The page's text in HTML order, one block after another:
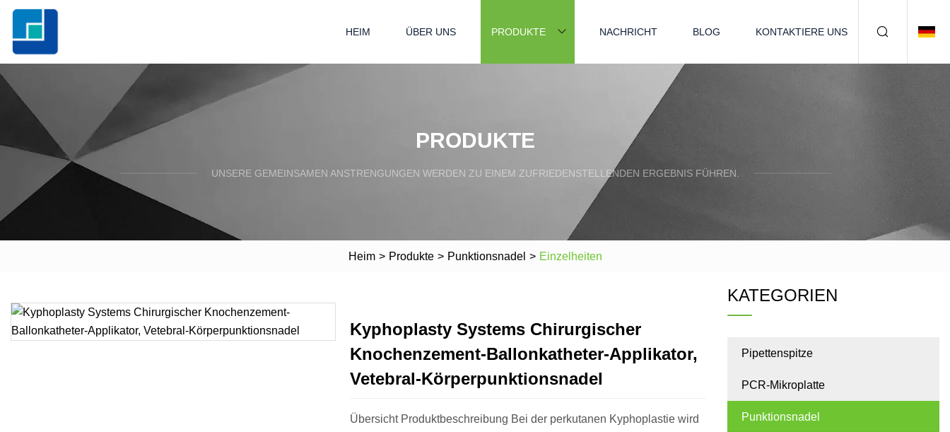
HEIM ÜBER UNS PRODUKTE NACHRICHT BLOG KONTAKTIERE UNS
PRODUKTE
UNSERE GEMEINSAMEN ANSTRENGUNGEN WERDEN ZU EINEM ZUFRIEDENSTELLENDEN ERGEBNIS FÜHREN.
Heim > Produkte > Punktionsnadel > Einzelheiten
Kyphoplasty Systems Chirurgischer
Knochenzement-Ballonkatheter-Applikator,
Vetebral-Körperpunktionsnadel
Übersicht Produktbeschreibung Bei der perkutanen Kyphoplastie wird
KATEGORIEN
Pipettenspitze
PCR-Mikroplatte
Punktionsnadel